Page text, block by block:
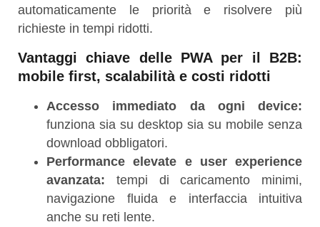
automaticamente le priorità e risolvere più
richieste in tempi ridotti.
Vantaggi chiave delle PWA per il B2B:
mobile first, scalabilità e costi ridotti
Accesso immediato da ogni device:
funziona sia su desktop sia su mobile senza
download obbligatori.
Performance elevate e user experience
avanzata: tempi di caricamento minimi,
navigazione fluida e interfaccia intuitiva
anche su reti lente.